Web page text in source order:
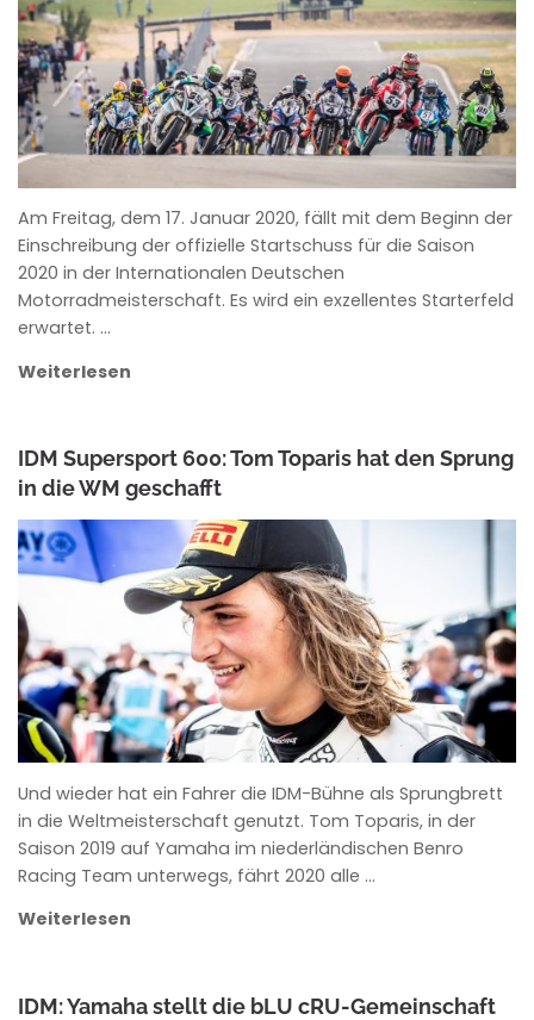
Am Freitag, dem 17. Januar 2020, fällt mit dem Beginn der
Einschreibung der offizielle Startschuss für die Saison
2020 in der Internationalen Deutschen
Motorradmeisterschaft. Es wird ein exzellentes Starterfeld
erwartet. …
Weiterlesen
IDM Supersport 600: Tom Toparis hat den Sprung
in die WM geschafft
ANKE WIECZOREK
Und wieder hat ein Fahrer die IDM-Bühne als Sprungbrett
in die Weltmeisterschaft genutzt. Tom Toparis, in der
Saison 2019 auf Yamaha im niederländischen Benro
Racing Team unterwegs, fährt 2020 alle …
Weiterlesen
IDM: Yamaha stellt die bLU cRU-Gemeinschaft